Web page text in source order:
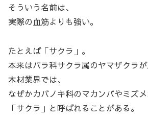
そういう名前は、
実際の血筋よりも強い。
たとえば「サクラ」。
本来はバラ科サクラ属のヤマザクラが
木材業界では、
なぜかカバノキ科のマカンバやミズ
「サクラ」と呼ばれることがある。